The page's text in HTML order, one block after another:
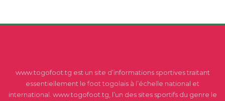
www.togofoot.tg est un site d’informations sportives traitant
essentiellement le foot togolais à l’échelle national et
international. www.togofoot.tg, l’un des sites sportifs du genre le